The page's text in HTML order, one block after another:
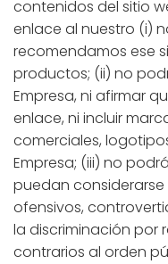
contenidos del sitio
enlace al nuestro (i)
recomendamos ese
productos; (ii) no
Empresa, ni afirmar
enlace, ni incluir
comerciales,
Empresa; (iii) no
puedan
ofensivos,
la discriminación por
contrarios al orden